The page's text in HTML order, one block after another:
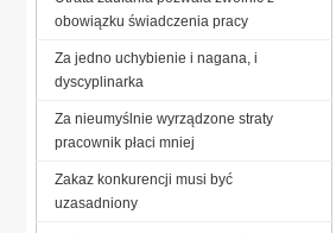
obowiązku świadczenia pracy
Za jedno uchybienie i nagana, i
dyscyplinarka
Za nieumyślnie wyrządzone straty
pracownik płaci mniej
Zakaz konkurencji musi być
uzasadniony